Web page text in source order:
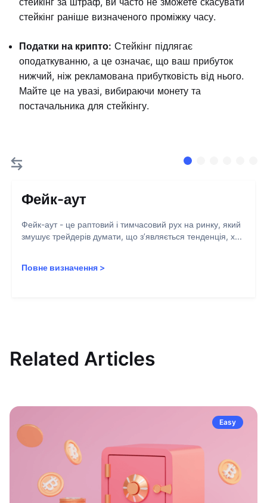
стейкінг раніше визначеного проміжку часу.
Податки на крипто: Стейкінг підлягає
оподаткуванню, а це означає, що ваш прибуток
нижчий, ніж рекламована прибутковість від нього.
Майте це на увазі, вибираючи монету та
постачальника для стейкінгу.
Фейк-аут
Фейк-аут - це раптовий і тимчасовий рух на ринку, який
змушує трейдерів думати, що з’являється тенденція, х...
Повне визначення >
Related Articles
Easy